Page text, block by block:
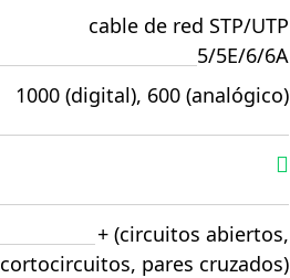
cable de red STP/UTP
5/5E/6/6A
1000 (digital), 600 (analógico)
+ (circuitos abiertos,
cortocircuitos, pares cruzados)